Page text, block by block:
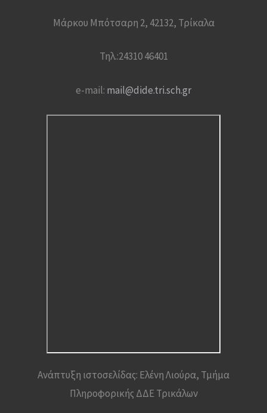
Μάρκου Μπότσαρη 2, 42132, Τρίκαλα
Τηλ.:24310 46401
e-mail: mail@dide.tri.sch.gr
Ανάπτυξη ιστοσελίδας: Ελένη Λιούρα, Τμήμα
Πληροφορικής ΔΔΕ Τρικάλων